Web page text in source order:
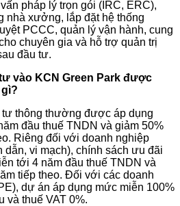
pháp lý trọn gói (IRC, ERC),
nhà xưởng, lắp đặt hệ thống
PCCC, quản lý vận hành, cung
chuyên gia và hỗ trợ quản trị
đầu tư.
vào KCN Green Park được
tư thông thường được áp dụng
đầu thuế TNDN và giảm 50%
Riêng đối với doanh nghiệp
dẫn, vi mạch), chính sách ưu đãi
tới 4 năm đầu thuế TNDN và
tiếp theo. Đối với các doanh
dự án áp dụng mức miễn 100%
và thuế VAT 0%.